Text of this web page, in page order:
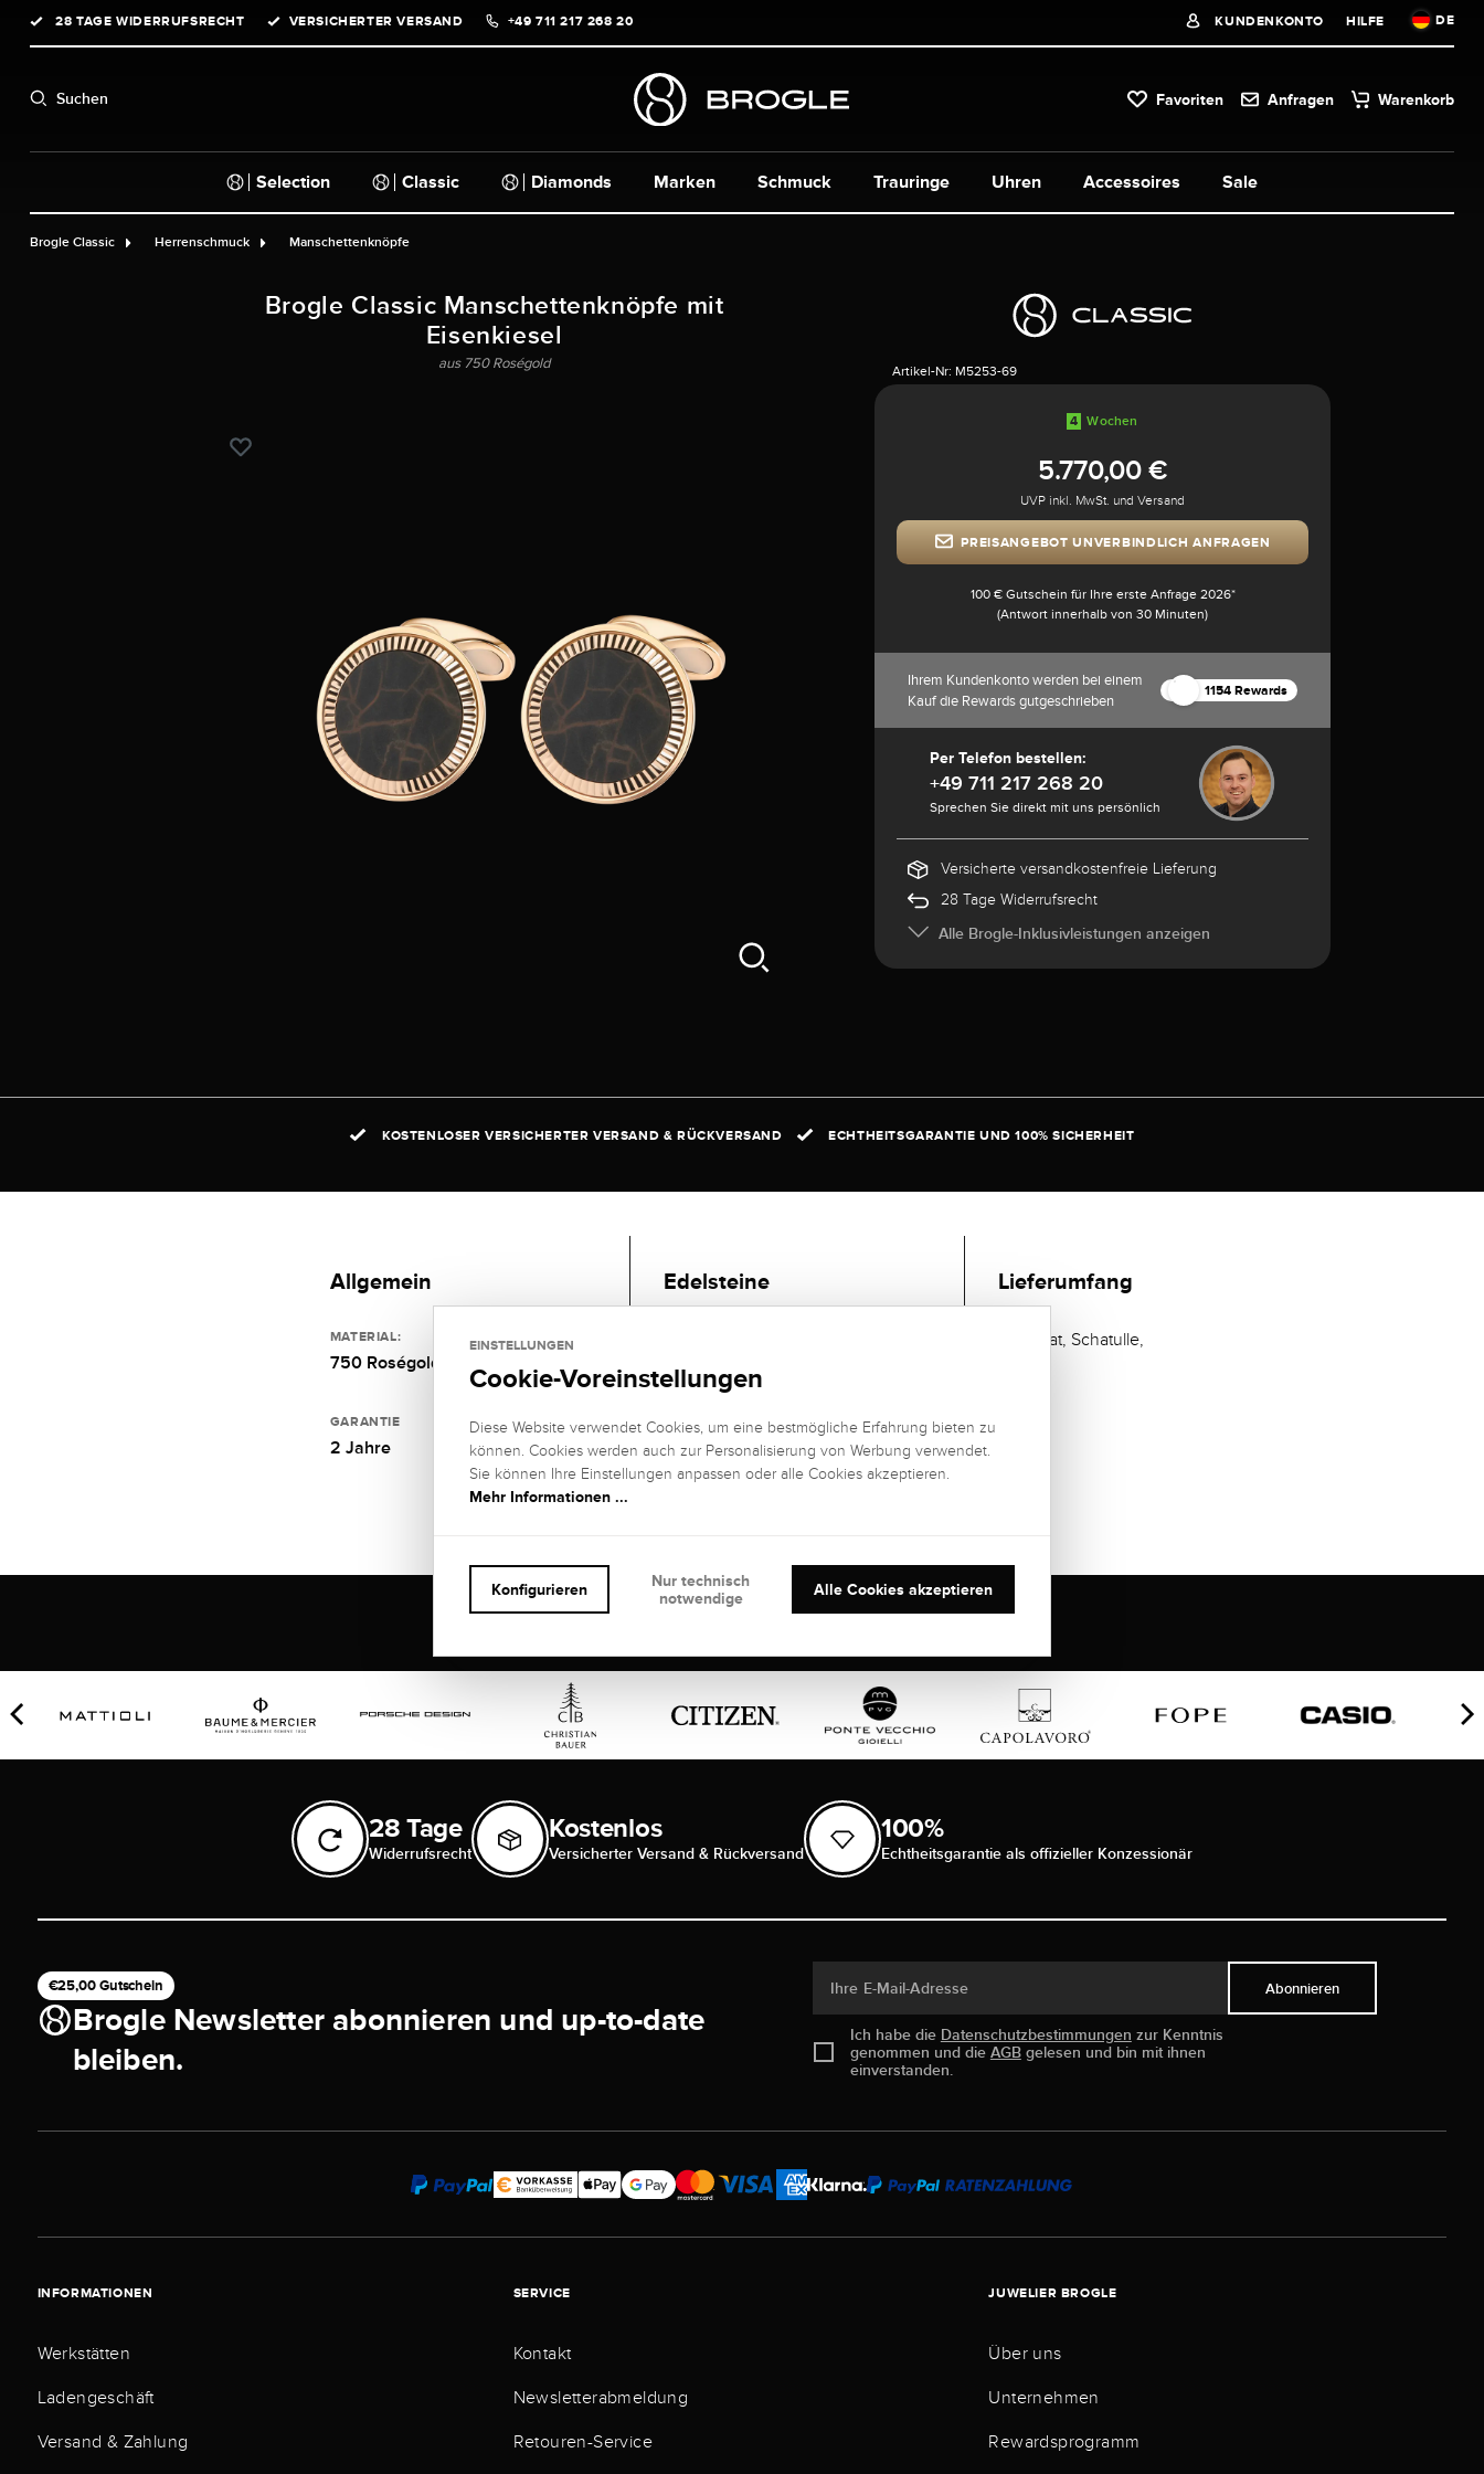
Zur Hauptnavigation springen
28 TAGE WIDERRUFSRECHT VERSICHERTER VERSAND +49 711 217 268 20 KUNDENKONTO HILFE DE
Suchen Favoriten Anfragen Warenkorb
Selection Classic Diamonds Marken Schmuck Uhren Accessoires Sale
Trauringe
Brogle Classic Herrenschmuck Manschettenknöpfe
Brogle Classic Manschettenknöpfe mit
Eisenkiesel
aus 750 Roségold Artikel-Nr: M5253-69
4 Wochen
5.770,00 €
UVP inkl. MwSt. und Versand
PREISANGEBOT UNVERBINDLICH ANFRAGEN
100 € Gutschein für Ihre erste Anfrage 2026*
(Antwort innerhalb von 30 Minuten)
Ihrem Kundenkonto werden bei einem
Kauf die Rewards gutgeschrieben
1154 Rewards
Per Telefon bestellen:
+49 711 217 268 20
Sprechen Sie direkt mit uns persönlich
Versicherte versandkostenfreie Lieferung
28 Tage Widerrufsrecht
Alle Brogle-Inklusivleistungen anzeigen
KOSTENLOSER VERSICHERTER VERSAND & RÜCKVERSAND ECHTHEITSGARANTIE UND 100% SICHERHEIT
Allgemein
MATERIAL:
750 Roségold
GARANTIE
2 Jahre
Edelsteine
EDELSTEIN
FARBE:
Lieferumfang
Zertifikat, Schatulle,
28 Tage
Widerrufsrecht
Kostenlos
Versicherter Versand & Rückversand
100%
Echtheitsgarantie als offizieller Konzessionär
€25,00 Gutschein
Brogle Newsletter abonnieren und up-to-date
bleiben.
Ihre E-Mail-Adresse
Ich habe die Datenschutzbestimmungen zur Kenntnis
genommen und die AGBgelesen und bin mit ihnen
einverstanden.
Abonnieren
INFORMATIONEN
Werkstätten
Ladengeschäft
Versand & Zahlung
SERVICE
Kontakt
Newsletterabmeldung
Retouren-Service
JUWELIER BROGLE
Über uns
Unternehmen
Rewardsprogramm
EINSTELLUNGEN
Cookie-Voreinstellungen
Diese Website verwendet Cookies, um eine bestmögliche Erfahrung bieten zu
können. Cookies werden auch zur Personalisierung von Werbung verwendet.
Sie können Ihre Einstellungen anpassen oder alle Cookies akzeptieren.
Mehr Informationen ...
Alle Cookies akzeptieren
Konfigurieren
Nur technisch
notwendige